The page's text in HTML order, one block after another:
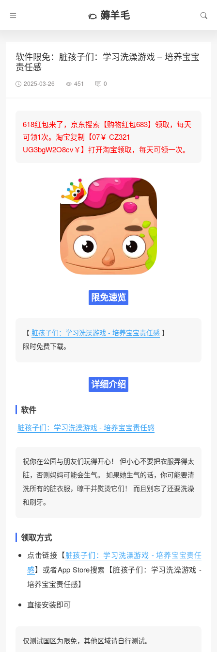
薅羊毛
软件限免：脏孩子们：学习洗澡游戏 – 培养宝宝
责任感
2025-03-26 451 0
618红包来了，京东搜索【购物红包683】领取，每天
可领1次。淘宝复制【07￥ CZ321
UG3bgW2O8cv￥】打开淘宝领取，每天可领一次。
限免速览
【 脏孩子们：学习洗澡游戏 - 培养宝宝责任感 】
限时免费下载。
详细介绍
软件
脏孩子们：学习洗澡游戏 - 培养宝宝责任感
祝你在公园与朋友们玩得开心！ 但小心不要把衣服弄得太
脏，否则妈妈可能会生气。 如果她生气的话，你可能要清
洗所有的脏衣服，晾干并熨烫它们！ 而且别忘了还要洗澡
和刷牙。
领取方式
点击链接【脏孩子们：学习洗澡游戏 - 培养宝宝责任
感】或者App Store搜索【脏孩子们：学习洗澡游戏 -
培养宝宝责任感】
直接安装即可
仅测试国区为限免，其他区域请自行测试。